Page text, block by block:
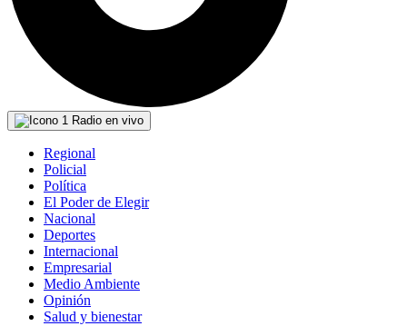
Radio en vivo
Regional
Policial
Política
El Poder de Elegir
Nacional
Deportes
Internacional
Empresarial
Medio Ambiente
Opinión
Salud y bienestar